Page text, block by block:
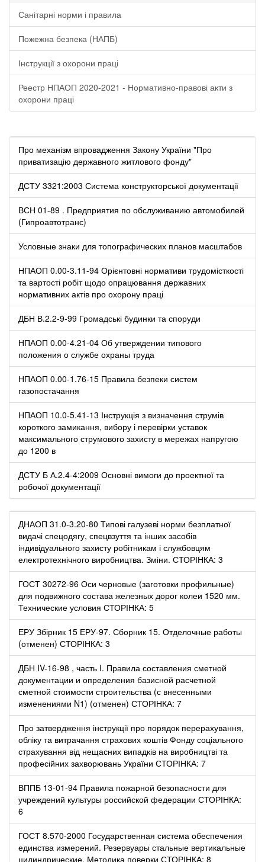
Санітарні норми і правила
Пожежна безпека (НАПБ)
Інструкції з охорони праці
Реестр НПАОП 2020-2021 - Нормативно-правові акти з
охорони праці
Про механізм впровадження Закону України "Про
приватизацію державного житлового фонду"
ДСТУ 3321:2003 Система конструкторської документації
ВСН 01-89 . Предприятия по обслуживанию автомобилей
(Гипроавтотранс)
Условные знаки для топографических планов масштабов
НПАОП 0.00-3.11-94 Орієнтовні нормативи трудомісткості
та вартості робіт щодо опрацювання державних
нормативних актів про охорону праці
ДБН В.2.2-9-99 Громадські будинки та споруди
НПАОП 0.00-4.21-04 Об утверждении типового
положения о службе охраны труда
НПАОП 0.00-1.76-15 Правила безпеки систем
газопостачання
НПАОП 10.0-5.41-13 Інструкція з визначення струмів
короткого замикання, вибору і перевірки уставок
максимального струмового захисту в мережах напругою
до 1200 в
ДСТУ Б А.2.4-4:2009 Основні вимоги до проектної та
робочої документації
ДНАОП 31.0-3.20-80 Типові галузеві норми безплатної
видачі спецодягу, спецвзуття та інших засобів
індивідуального захисту робітникам і службовцям
електротехнічного виробництва. Зміни. СТОРІНКА: 3
ГОСТ 30272-96 Оси черновые (заготовки профильные)
для подвижного состава железных дорог колеи 1520 мм.
Технические условия СТОРІНКА: 5
ЕРУ Збірник 15 ЕРУ-97. Сборник 15. Отделочные работы
(отменен) СТОРІНКА: 3
ДБН IV-16-98 , часть I. Правила составления сметной
документации и определения базисной расчетной
сметной стоимости строительства (с внесенными
изменениями N1) (отменен) СТОРІНКА: 7
Про затвердження інструкції про порядок перерахування,
обліку та витрачання страхових коштів Фонду соціального
страхування від нещасних випадків на виробництві та
професійних захворювань України СТОРІНКА: 7
ВППБ 13-01-94 Правила пожарной безопасности для
учреждений культуры российской федерации СТОРІНКА:
6
ГОСТ 8.570-2000 Государственная система обеспечения
единства измерений. Резервуары стальные вертикальные
цилиндрические. Методика поверки СТОРІНКА: 8